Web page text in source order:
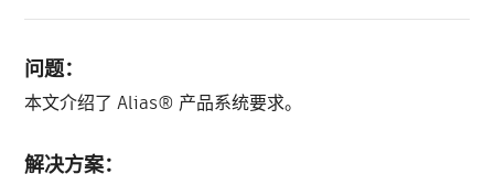
问题：
本文介绍了 Alias® 产品系统要求。
解决方案：